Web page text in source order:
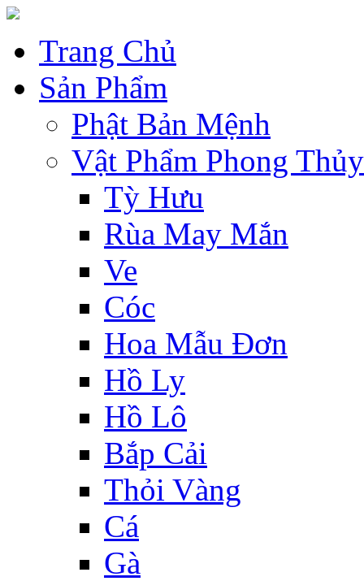
Trang Chủ
Sản Phẩm
Phật Bản Mệnh
Vật Phẩm Phong Thủy
Tỳ Hưu
Rùa May Mắn
Ve
Cóc
Hoa Mẫu Đơn
Hồ Ly
Hồ Lô
Bắp Cải
Thỏi Vàng
Cá
Gà